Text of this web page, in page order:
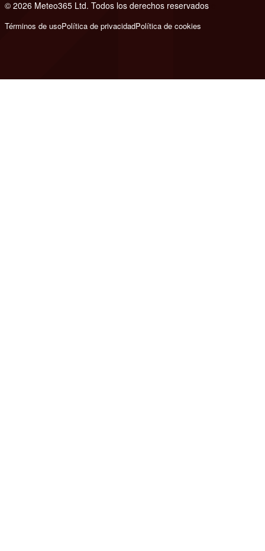
© 2026 Meteo365 Ltd. Todos los derechos reservados
Términos de usoPolítica de privacidadPolítica de cookies